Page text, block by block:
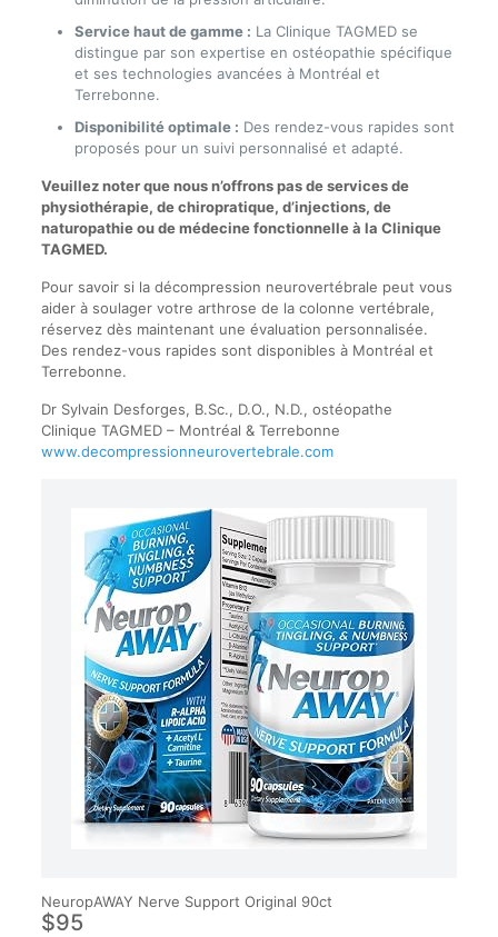
Service haut de gamme : La Clinique TAGMED se
distingue par son expertise en ostéopathie spécifique
et ses technologies avancées à Montréal et
Terrebonne.
Disponibilité optimale : Des rendez-vous rapides sont
proposés pour un suivi personnalisé et adapté.
Veuillez noter que nous n’offrons pas de services de
physiothérapie, de chiropratique, d’injections, de
naturopathie ou de médecine fonctionnelle à la Clinique
TAGMED.
Pour savoir si la décompression neurovertébrale peut vous
aider à soulager votre arthrose de la colonne vertébrale,
réservez dès maintenant une évaluation personnalisée.
Des rendez-vous rapides sont disponibles à Montréal et
Terrebonne.
Dr Sylvain Desforges, B.Sc., D.O., N.D., ostéopathe
Clinique TAGMED – Montréal & Terrebonne
www.decompressionneurovertebrale.com
NeuropAWAY Nerve Support Original 90ct
$95